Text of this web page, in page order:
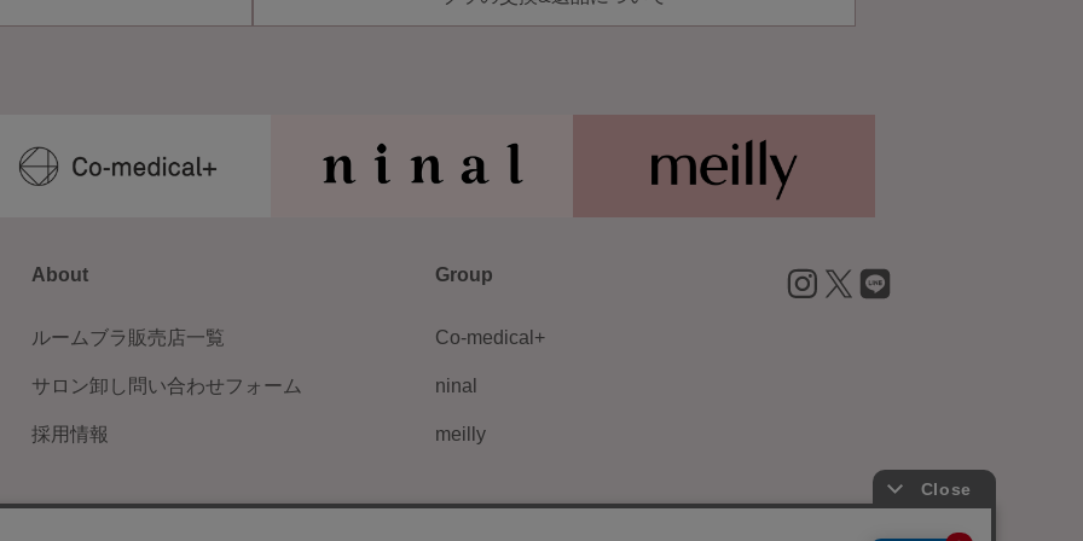
About
ルームブラ販売店一覧
サロン卸し問い合わせフォーム
採用情報
Group
Co-medical+
ninal
meilly